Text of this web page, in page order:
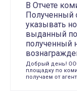
В Отчете
Полученный
указывать
выданный
полученный
Добрый день!
площадку по
получаем от